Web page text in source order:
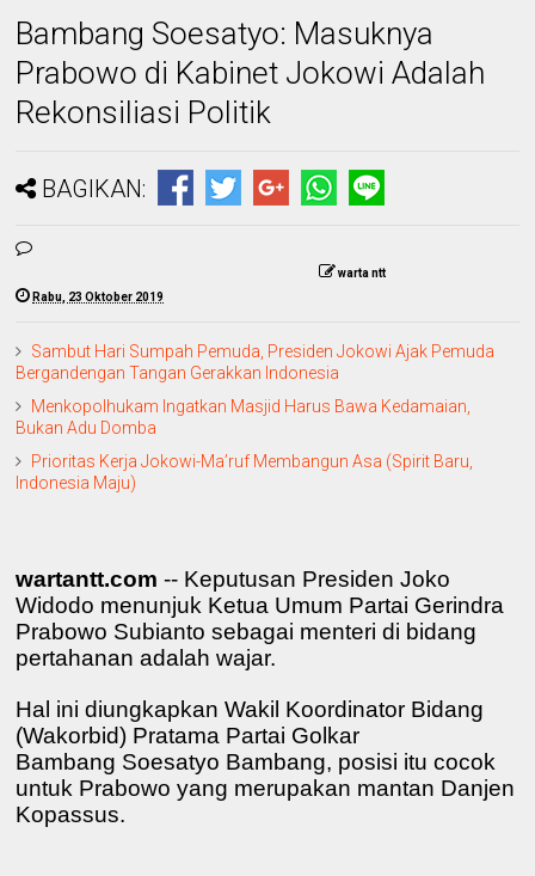
Bambang Soesatyo: Masuknya
Prabowo di Kabinet Jokowi Adalah
Rekonsiliasi Politik
BAGIKAN:
warta ntt
Rabu, 23 Oktober 2019
Sambut Hari Sumpah Pemuda, Presiden Jokowi Ajak Pemuda
Bergandengan Tangan Gerakkan Indonesia
Menkopolhukam Ingatkan Masjid Harus Bawa Kedamaian,
Bukan Adu Domba
Prioritas Kerja Jokowi-Ma’ruf Membangun Asa (Spirit Baru,
Indonesia Maju)
wartantt.com -- Keputusan Presiden Joko
Widodo menunjuk Ketua Umum Partai Gerindra
Prabowo Subianto sebagai menteri di bidang
pertahanan adalah wajar.
Hal ini diungkapkan Wakil Koordinator Bidang
(Wakorbid) Pratama Partai Golkar
Bambang Soesatyo Bambang, posisi itu cocok
untuk Prabowo yang merupakan mantan Danjen
Kopassus.